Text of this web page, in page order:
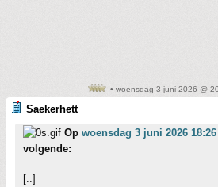
• woensdag 3 juni 2026 @
Saekerhett
Op woensdag 3 juni 2026 18:26
volgende:
[..]